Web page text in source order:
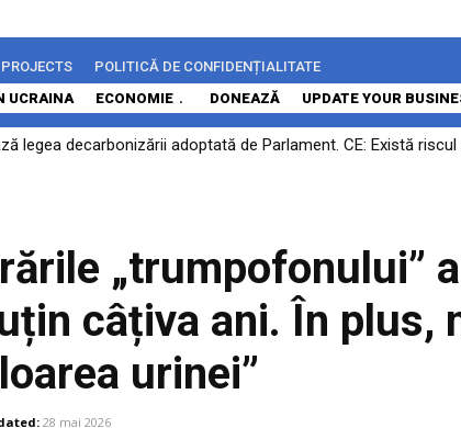
POLITICĂ DE CONFIDENȚIALITATE
UCRAINA ECONOMIE DONEAZĂ UPDATE YOUR
legea decarbonizării adoptată de Parlament. CE: Există riscul
Călin Georgescu și Horațiu Potra vor fi judecați pe
„trumpofonului”
câțiva ani. În plus,
urinei”
28 mai 2026